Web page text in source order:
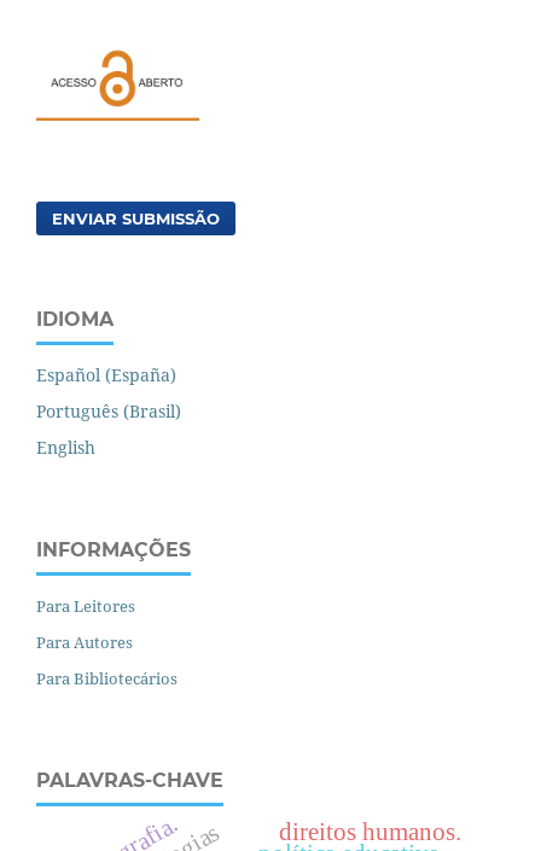
ENVIAR SUBMISSÃO
IDIOMA
Español (España)
Português (Brasil)
English
INFORMAÇÕES
Para Leitores
Para Autores
Para Bibliotecários
PALAVRAS-CHAVE
direitos humanos.